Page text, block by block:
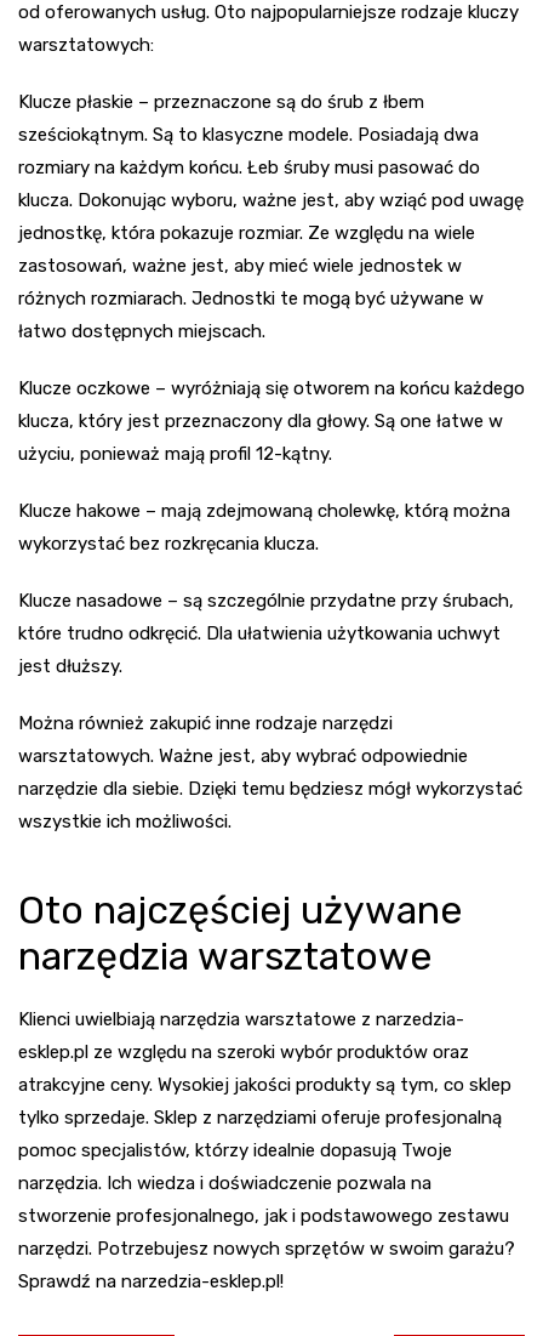
od oferowanych usług. Oto najpopularniejsze rodzaje kluczy
warsztatowych:
Klucze płaskie – przeznaczone są do śrub z łbem
sześciokątnym. Są to klasyczne modele. Posiadają dwa
rozmiary na każdym końcu. Łeb śruby musi pasować do
klucza. Dokonując wyboru, ważne jest, aby wziąć pod uwagę
jednostkę, która pokazuje rozmiar. Ze względu na wiele
zastosowań, ważne jest, aby mieć wiele jednostek w
różnych rozmiarach. Jednostki te mogą być używane w
łatwo dostępnych miejscach.
Klucze oczkowe – wyróżniają się otworem na końcu każdego
klucza, który jest przeznaczony dla głowy. Są one łatwe w
użyciu, ponieważ mają profil 12-kątny.
Klucze hakowe – mają zdejmowaną cholewkę, którą można
wykorzystać bez rozkręcania klucza.
Klucze nasadowe – są szczególnie przydatne przy śrubach,
które trudno odkręcić. Dla ułatwienia użytkowania uchwyt
jest dłuższy.
Można również zakupić inne rodzaje narzędzi
warsztatowych. Ważne jest, aby wybrać odpowiednie
narzędzie dla siebie. Dzięki temu będziesz mógł wykorzystać
wszystkie ich możliwości.
Oto najczęściej używane
narzędzia warsztatowe
Klienci uwielbiają narzędzia warsztatowe z narzedzia-
esklep.pl ze względu na szeroki wybór produktów oraz
atrakcyjne ceny. Wysokiej jakości produkty są tym, co sklep
tylko sprzedaje. Sklep z narzędziami oferuje profesjonalną
pomoc specjalistów, którzy idealnie dopasują Twoje
narzędzia. Ich wiedza i doświadczenie pozwala na
stworzenie profesjonalnego, jak i podstawowego zestawu
narzędzi. Potrzebujesz nowych sprzętów w swoim garażu?
Sprawdź na narzedzia-esklep.pl!